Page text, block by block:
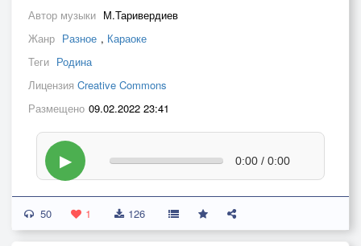
Автор музыки М.Таривердиев
Жанр Разное , Караоке
Теги Родина
Лицензия Creative Commons
Размещено 09.02.2022 23:41
▶ 0:00 / 0:00
50 1 126